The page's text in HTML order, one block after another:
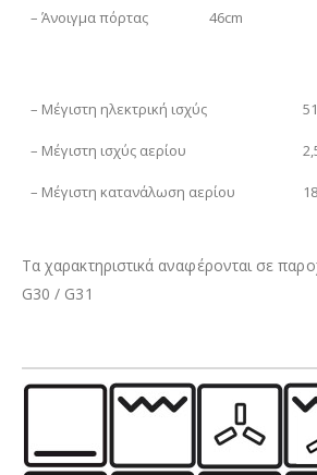
– Άνοιγμα πόρτας 46cm
– Μέγιστη ηλεκτρική ισχύς
– Μέγιστη ισχύς αερίου
– Μέγιστη κατανάλωση αερίου
Τα χαρακτηριστικά αναφέρονται σε
G30 / G31